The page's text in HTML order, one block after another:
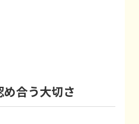
合う大切さ